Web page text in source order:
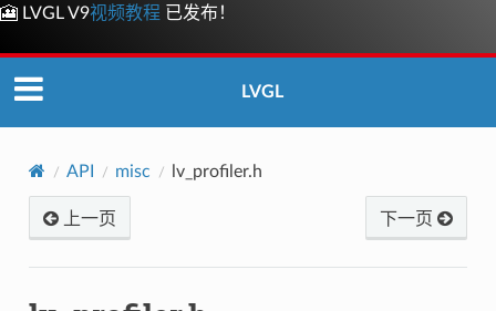
🎦 LVGL V9视频教程 已发布！
LVGL
API misc lv_profiler.h
上一页 下一页